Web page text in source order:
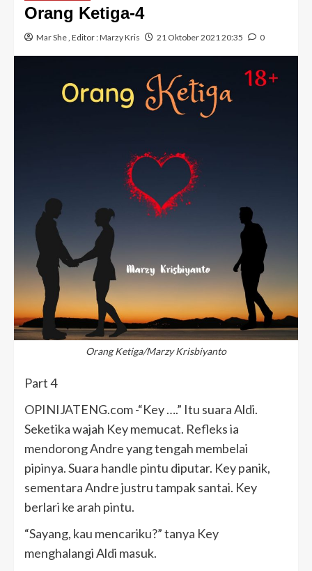
Orang Ketiga-4
Mar She, Editor :Marzy Kris 21 Oktober 2021 20:35 0
Orang Ketiga/Marzy Krisbiyanto
Part 4
OPINIJATENG.com -“Key ….” Itu suara Aldi.
Seketika wajah Key memucat. Refleks ia
mendorong Andre yang tengah membelai
pipinya. Suara handle pintu diputar. Key panik,
sementara Andre justru tampak santai. Key
berlari ke arah pintu.
“Sayang, kau mencariku?” tanya Key
menghalangi Aldi masuk.